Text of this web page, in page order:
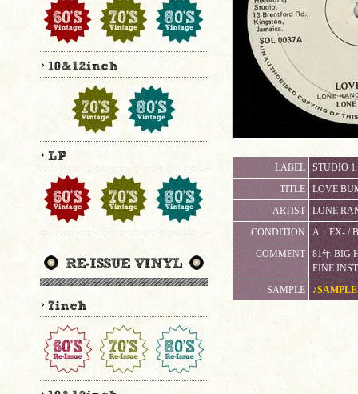
LABEL
STUDIO
TITLE
LOVE
ARTIST
LONE
CONDITION
A：EX- /
COMMENT
81年 BIG
FINE
SAMPLE
♪SAMPLE